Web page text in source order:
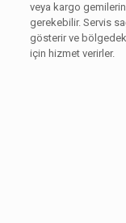
veya kargo
gerekebilir. Servis
gösterir ve
için hizmet verirler.